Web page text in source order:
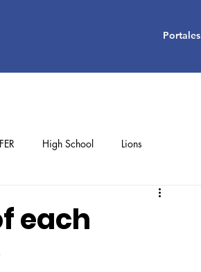
Portales
FER High School Lions
Student Achievements
each